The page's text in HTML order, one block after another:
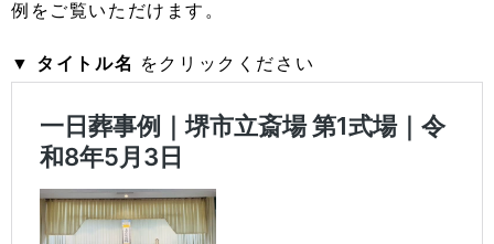
例をご覧いただけます。
▼ タイトル名 をクリックください